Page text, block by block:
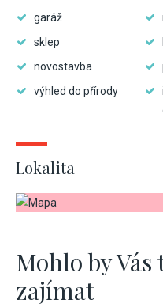
garáž
sklep
novostavba
výhled do přírody
Lokalita
Mohlo by Vás
zajímat